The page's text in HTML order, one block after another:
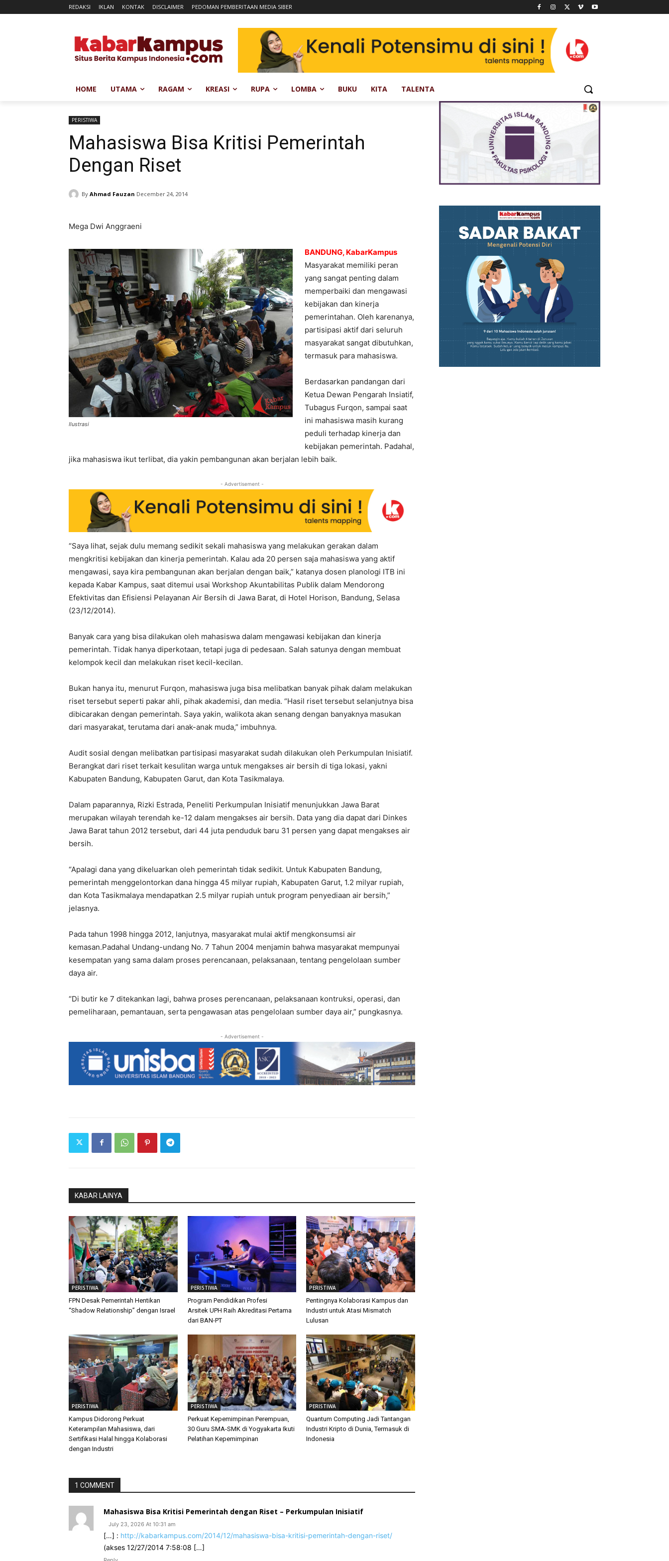
REDAKSI IKLAN KONTAK DISCLAIMER PEDOMAN PEMBERITAAN MEDIA SIBER
HOME UTAMA RAGAM KREASI RUPA LOMBA BUKU KITA TALENTA
PERISTIWA
Mahasiswa Bisa Kritisi Pemerintah
Dengan Riset
By Ahmad Fauzan December 24, 2014
Mega Dwi Anggraeni
Ilustrasi
BANDUNG, KabarKampus
Masyarakat memiliki peran
yang sangat penting dalam
memperbaiki dan mengawasi
kebijakan dan kinerja
pemerintahan. Oleh karenanya,
partisipasi aktif dari seluruh
masyarakat sangat dibutuhkan,
termasuk para mahasiswa.
Berdasarkan pandangan dari
Ketua Dewan Pengarah Insiatif,
Tubagus Furqon, sampai saat
ini mahasiswa masih kurang
peduli terhadap kinerja dan
kebijakan pemerintah. Padahal,
jika mahasiswa ikut terlibat, dia yakin pembangunan akan berjalan lebih baik.
- Advertisement -
“Saya lihat, sejak dulu memang sedikit sekali mahasiswa yang melakukan gerakan dalam
mengkritisi kebijakan dan kinerja pemerintah. Kalau ada 20 persen saja mahasiswa yang aktif
mengawasi, saya kira pembangunan akan berjalan dengan baik,” katanya dosen planologi ITB ini
kepada Kabar Kampus, saat ditemui usai Workshop Akuntabilitas Publik dalam Mendorong
Efektivitas dan Efisiensi Pelayanan Air Bersih di Jawa Barat, di Hotel Horison, Bandung, Selasa
(23/12/2014).
Banyak cara yang bisa dilakukan oleh mahasiswa dalam mengawasi kebijakan dan kinerja
pemerintah. Tidak hanya diperkotaan, tetapi juga di pedesaan. Salah satunya dengan membuat
kelompok kecil dan melakukan riset kecil-kecilan.
Bukan hanya itu, menurut Furqon, mahasiswa juga bisa melibatkan banyak pihak dalam melakukan
riset tersebut seperti pakar ahli, pihak akademisi, dan media. “Hasil riset tersebut selanjutnya bisa
dibicarakan dengan pemerintah. Saya yakin, walikota akan senang dengan banyaknya masukan
dari masyarakat, terutama dari anak-anak muda,” imbuhnya.
Audit sosial dengan melibatkan partisipasi masyarakat sudah dilakukan oleh Perkumpulan Inisiatif.
Berangkat dari riset terkait kesulitan warga untuk mengakses air bersih di tiga lokasi, yakni
Kabupaten Bandung, Kabupaten Garut, dan Kota Tasikmalaya.
Dalam paparannya, Rizki Estrada, Peneliti Perkumpulan Inisiatif menunjukkan Jawa Barat
merupakan wilayah terendah ke-12 dalam mengakses air bersih. Data yang dia dapat dari Dinkes
Jawa Barat tahun 2012 tersebut, dari 44 juta penduduk baru 31 persen yang dapat mengakses air
bersih.
“Apalagi dana yang dikeluarkan oleh pemerintah tidak sedikit. Untuk Kabupaten Bandung,
pemerintah menggelontorkan dana hingga 45 milyar rupiah, Kabupaten Garut, 1.2 milyar rupiah,
dan Kota Tasikmalaya mendapatkan 2.5 milyar rupiah untuk program penyediaan air bersih,”
jelasnya.
Pada tahun 1998 hingga 2012, lanjutnya, masyarakat mulai aktif mengkonsumsi air
kemasan.Padahal Undang-undang No. 7 Tahun 2004 menjamin bahwa masyarakat mempunyai
kesempatan yang sama dalam proses perencanaan, pelaksanaan, tentang pengelolaan sumber
daya air.
“Di butir ke 7 ditekankan lagi, bahwa proses perencanaan, pelaksanaan kontruksi, operasi, dan
pemeliharaan, pemantauan, serta pengawasan atas pengelolaan sumber daya air,” pungkasnya.
- Advertisement -
KABAR LAINYA
PERISTIWA
FPN Desak Pemerintah Hentikan
“Shadow Relationship” dengan Israel
PERISTIWA
Program Pendidikan Profesi
Arsitek UPH Raih Akreditasi Pertama
dari BAN-PT
PERISTIWA
Pentingnya Kolaborasi Kampus dan
Industri untuk Atasi Mismatch
Lulusan
PERISTIWA
Kampus Didorong Perkuat
Keterampilan Mahasiswa, dari
Sertifikasi Halal hingga Kolaborasi
dengan Industri
PERISTIWA
Perkuat Kepemimpinan Perempuan,
30 Guru SMA-SMK di Yogyakarta Ikuti
Pelatihan Kepemimpinan
PERISTIWA
Quantum Computing Jadi Tantangan
Industri Kripto di Dunia, Termasuk di
Indonesia
1 COMMENT
Mahasiswa Bisa Kritisi Pemerintah dengan Riset – Perkumpulan Inisiatif
July 23, 2026 At 10:31 am
[…] : http://kabarkampus.com/2014/12/mahasiswa-bisa-kritisi-pemerintah-dengan-riset/
(akses 12/27/2014 7:58:08 […]